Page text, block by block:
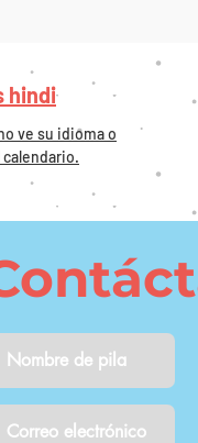
hindi
ve su idioma o